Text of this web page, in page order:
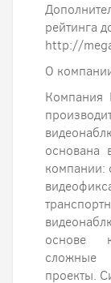
рейтинга
http://
О
Компания
основана
компании:
основе
сложные
проекты.